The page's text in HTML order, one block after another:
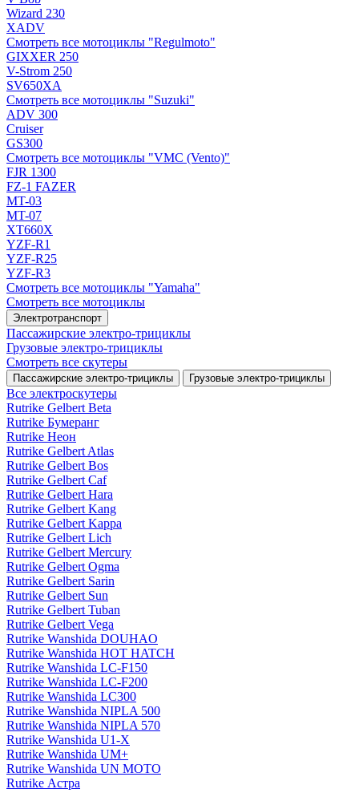
Wizard 230
XADV
Смотреть все мотоциклы "Regulmoto"
GIXXER 250
V-Strom 250
SV650XA
Смотреть все мотоциклы "Suzuki"
ADV 300
Cruiser
GS300
Смотреть все мотоциклы "VMC (Vento)"
FJR 1300
FZ-1 FAZER
MT-03
MT-07
XT660X
YZF-R1
YZF-R25
YZF-R3
Смотреть все мотоциклы "Yamaha"
Смотреть все мотоциклы
Электротранспорт
Пассажирские электро‑трициклы
Грузовые электро‑трициклы
Смотреть все скутеры
Пассажирские электро‑трициклы Грузовые электро‑трициклы
Все электро­скутеры
Rutrike Gelbert Beta
Rutrike Бумеранг
Rutrike Неон
Rutrike Gelbert Atlas
Rutrike Gelbert Bos
Rutrike Gelbert Caf
Rutrike Gelbert Hara
Rutrike Gelbert Kang
Rutrike Gelbert Kappa
Rutrike Gelbert Lich
Rutrike Gelbert Mercury
Rutrike Gelbert Ogma
Rutrike Gelbert Sarin
Rutrike Gelbert Sun
Rutrike Gelbert Tuban
Rutrike Gelbert Vega
Rutrike Wanshida DOUHAO
Rutrike Wanshida HOT HATCH
Rutrike Wanshida LC-F150
Rutrike Wanshida LC-F200
Rutrike Wanshida LC300
Rutrike Wanshida NIPLA 500
Rutrike Wanshida NIPLA 570
Rutrike Wanshida U1-X
Rutrike Wanshida UM+
Rutrike Wanshida UN MOTO
Rutrike Астра